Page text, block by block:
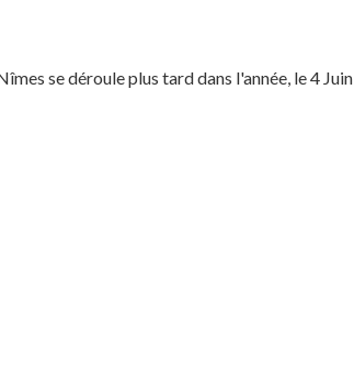
se déroule plus tard dans l'année, le 4 Juin